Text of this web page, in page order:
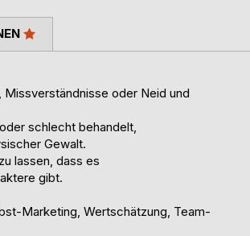
oder Neid und
schlecht behandelt,
Gewalt.
lassen, dass es
gibt.
Marketing, Wertschätzung, Team-